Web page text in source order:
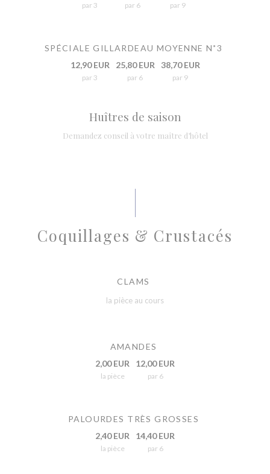
par 3 par 6 par 9
SPÉCIALE GILLARDEAU MOYENNE N˚3
12,90 EUR
par 3
25,80 EUR
par 6
38,70 EUR
par 9
Huîtres de saison
Demandez conseil à votre maître d’hôtel
Coquillages & Crustacés
CLAMS
la pièce au cours
AMANDES
2,00 EUR
la pièce
12,00 EUR
par 6
PALOURDES TRÈS GROSSES
2,40 EUR
la pièce
14,40 EUR
par 6